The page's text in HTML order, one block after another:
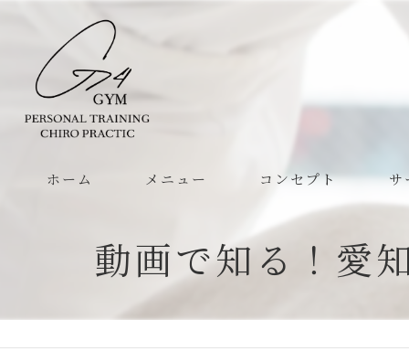
ホーム メニュー コンセプト サ
動画で知る！愛